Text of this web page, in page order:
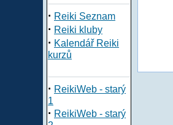
· Reiki Seznam
· Reiki kluby
· Kalendář Reiki
kurzů
· ReikiWeb - starý
1
· ReikiWeb - starý